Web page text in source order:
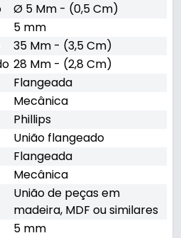
Ø 5 Mm - (0,5 Cm)
5 mm
35 Mm - (3,5 Cm)
28 Mm - (2,8 Cm)
Flangeada
Mecânica
Phillips
União flangeado
Flangeada
Mecânica
União de peças em
madeira, MDF ou similares
5 mm